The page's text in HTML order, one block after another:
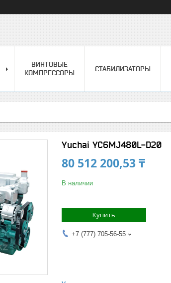
ВИНТОВЫЕ
КОМПРЕССОРЫ
СТАБИЛИЗАТОРЫ
Yuchai YC6MJ480L-D20
80 512 200,53 ₸
В наличии
Купить
+7 (777) 705-56-55